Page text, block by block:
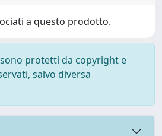
a questo prodotto.
protetti da copyright e
salvo diversa